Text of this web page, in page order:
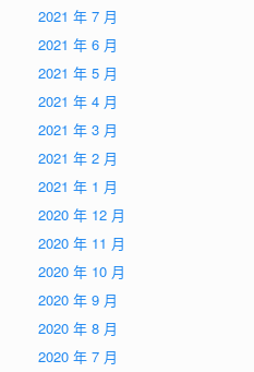
2021 年 7 月
2021 年 6 月
2021 年 5 月
2021 年 4 月
2021 年 3 月
2021 年 2 月
2021 年 1 月
2020 年 12 月
2020 年 11 月
2020 年 10 月
2020 年 9 月
2020 年 8 月
2020 年 7 月